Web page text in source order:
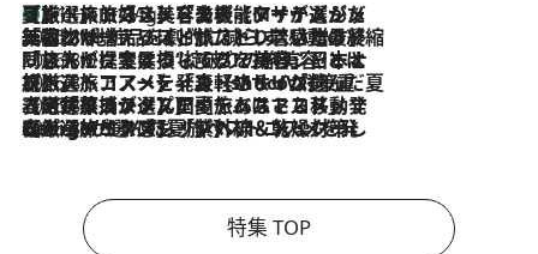
11 Hours Ago
【厳選旅コスメ】「多機能アイテムがメイン！」旅好き美容エディターが選んだ夏旅ベストコスメを発表【Mサイズジップ】
2026.8.6
「荷物が増えるほど旅ストレスは増す」美容ジャーナリストがたどり着いた最終結論。“化粧品を劇的に減らす”感動の凝縮美容とは
2026.8.6
「旅先には金髪ウィッグを持参」日本と同じメイクでは損してる!? 美容ジャーナリストが提案する“掟破りの旅美容”とは
2026.8.6
【厳選旅コスメ】「身軽さ＆UV対策重視！」ヘアアーティストshucoが選んだ夏旅ベストコスメを発表【Mサイズジップ】
2026.8.5
【厳選旅コスメ】国内をあちこち移動する河井菜摘が選んだ夏旅ベストコスメ発表！「リラックスアイテムはマスト」【Mサイズジップ】
2026.8.4
【厳選旅コスメ】「紫外線＆乾燥対策しながらメイク感も！」ヘア＆メイクGeorgeが選んだ夏旅ベストコスメを発表！【Mサイズジップ】
特集 TOP